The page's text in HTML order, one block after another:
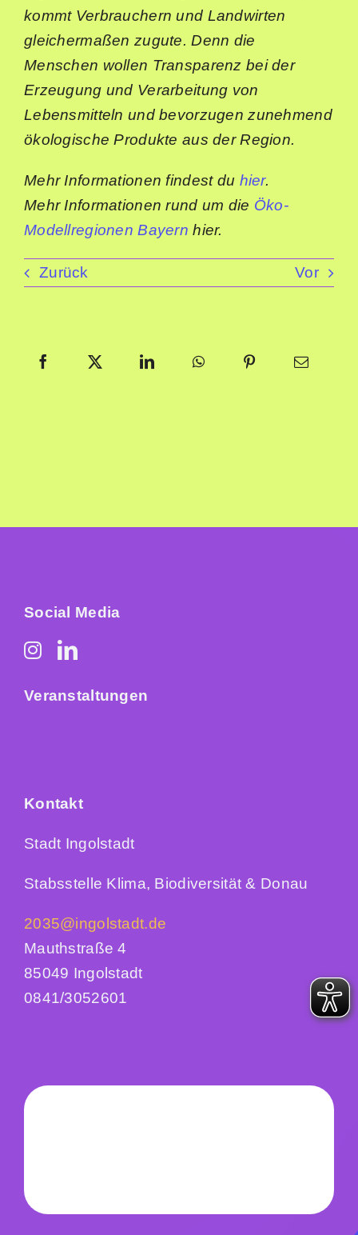
kommt Verbrauchern und Landwirten
gleichermaßen zugute. Denn die
Menschen wollen Transparenz bei der
Erzeugung und Verarbeitung von
Lebensmitteln und bevorzugen zunehmend
ökologische Produkte aus der Region.
Mehr Informationen findest du hier.
Mehr Informationen rund um die Öko-
Modellregionen Bayern hier.
Zurück Vor
Social Media
Veranstaltungen
Kontakt
Stadt Ingolstadt
Stabsstelle Klima, Biodiversität & Donau
2035@ingolstadt.de
Mauthstraße 4
85049 Ingolstadt
0841/3052601